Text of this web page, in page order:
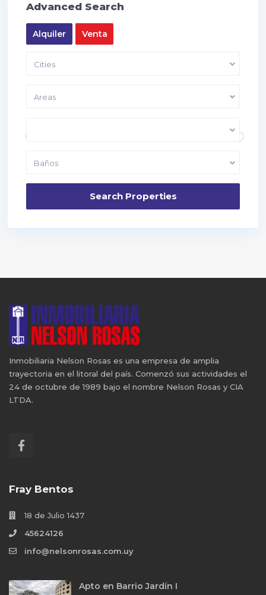
Advanced Search
Alquiler Venta
Cities
Areas
Baños
Inmobiliaria Nelson Rosas es una empresa de amplia
trayectoria en el litoral del país. Comenzó sus actividades el
24 de octubre de 1989 bajo el nombre Nelson Rosas y CIA
LTDA.
Fray Bentos
18 de Julio 1437
45624126
info@nelsonrosas.com.uy
Apto en Barrio Jardín I